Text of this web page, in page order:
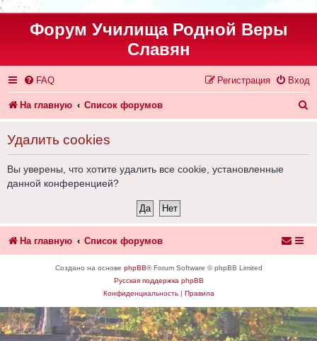
Форум Училища Родной Веры
Славян
FAQ Вход
Регистрация
На главную Список форумов
Удалить cookies
Вы уверены, что хотите удалить все cookie, установленные
данной конференцией?
На главную Список форумов
Создано на основе phpBB® Forum Software © phpBB Limited
Русская поддержка phpBB
Конфиденциальность| Правила